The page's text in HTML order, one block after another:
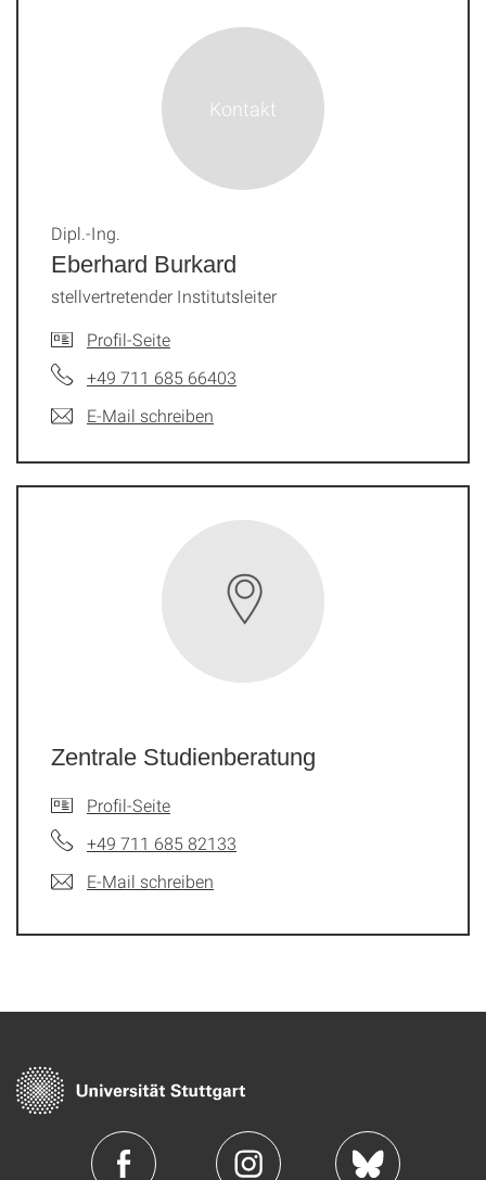
Eberhard Burkard
Dipl.-Ing.
stellvertretender Institutsleiter
Profil-Seite
+49 711 685 66403
E-Mail schreiben
Zentrale Studienberatung
Profil-Seite
+49 711 685 82133
E-Mail schreiben